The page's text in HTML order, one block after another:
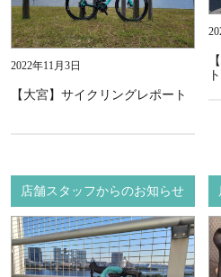
2022年11月3日
【大宮】サイクリングレポート
ト
店舗スタッフからのお知らせ